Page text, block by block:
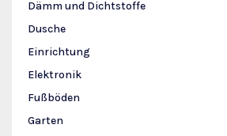
Dämm und Dichtstoffe
Dusche
Einrichtung
Elektronik
Fußböden
Garten